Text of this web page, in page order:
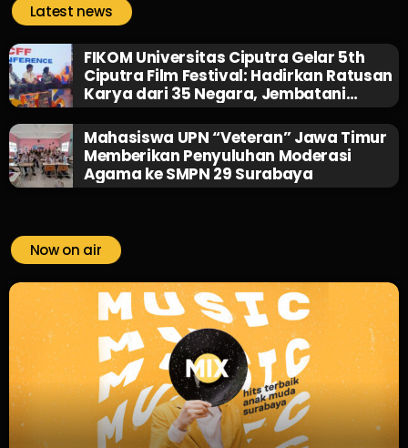
Latest news
FIKOM Universitas Ciputra Gelar 5th
Ciputra Film Festival: Hadirkan Ratusan
Karya dari 35 Negara, Jembatani
Sineas Muda, dan Bagikan Beasiswa 1
Miliar Rupiah!
Mahasiswa UPN “Veteran” Jawa Timur
Memberikan Penyuluhan Moderasi
Agama ke SMPN 29 Surabaya
Now on air